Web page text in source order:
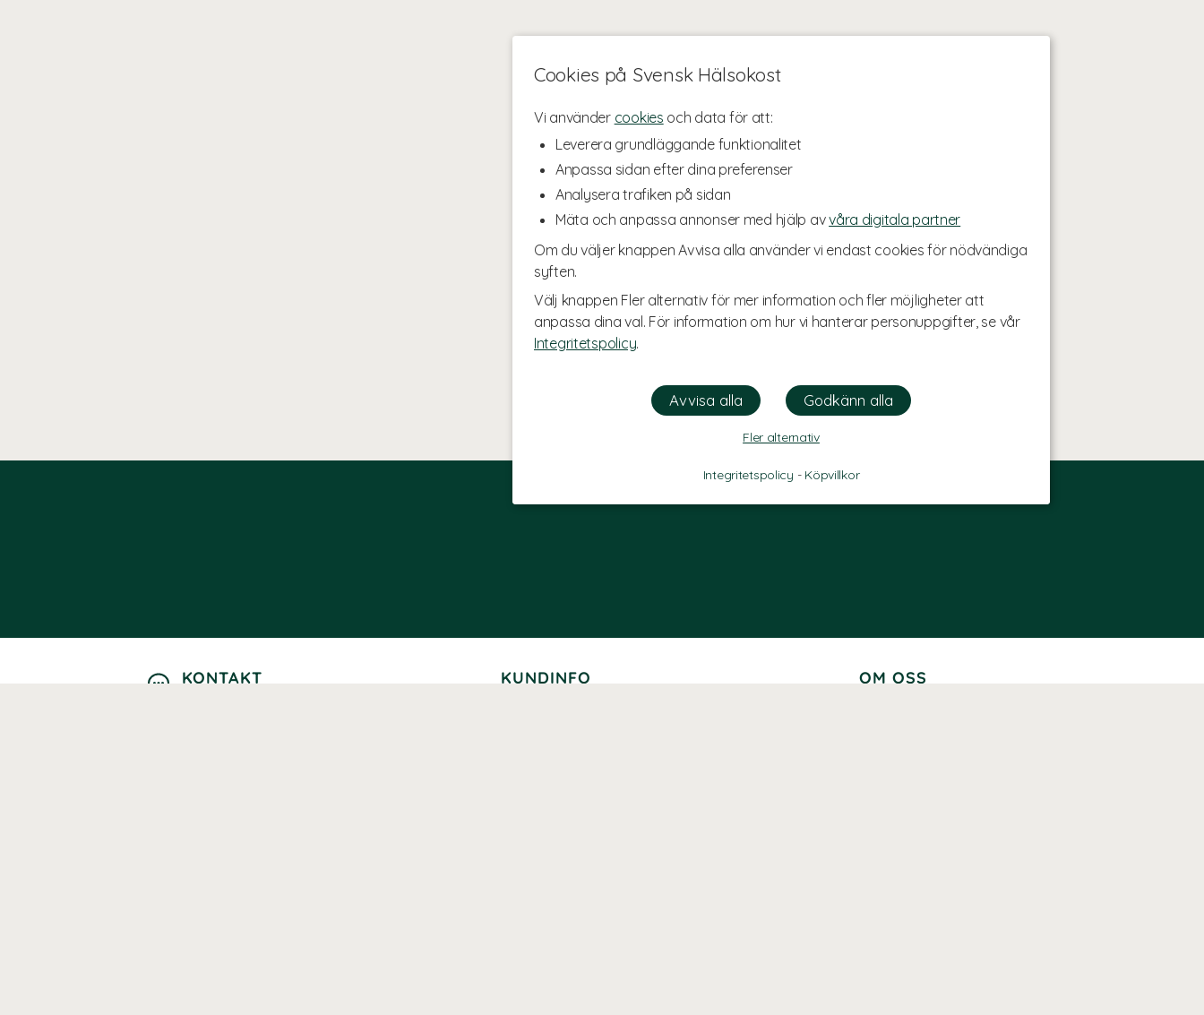
Cookies på Svensk Hälsokost
Vi använder cookies och data för att:
Leverera grundläggande funktionalitet
Anpassa sidan efter dina preferenser
Analysera trafiken på sidan
Mäta och anpassa annonser med hjälp avvåra digitala partner
Om du väljer knappen Avvisa alla använder vi endast cookies för nödvändiga
syften.
Välj knappen Fler alternativ för mer information och fler möjligheter att
anpassa dina val. För information om hur vi hanterar personuppgifter, se vår
Integritetspolicy.
Fler alternativ
Integritetspolicy - Köpvillkor
KONTAKT KUNDINFO OM OSS